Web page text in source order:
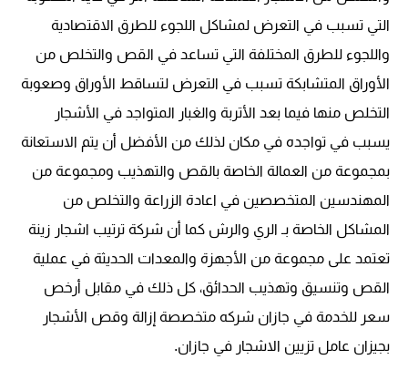
التي تسبب في التعرض لمشاكل اللجوء للطرق الاقتصادية
واللجوء للطرق المختلفة التي تساعد في القص والتخلص من
الأوراق المتشابكة تسبب في التعرض لتساقط الأوراق وصعوبة
التخلص منها فيما بعد الأتربة والغبار المتواجد في الأشجار
يسبب في تواجده في مكان لذلك من الأفضل أن يتم الاستعانة
بمجموعة من العمالة الخاصة بالقص والتهذيب ومجموعة من
المهندسين المتخصصين في اعادة الزراعة والتخلص من
المشاكل الخاصة بـ الري والرش كما أن شركة ترتيب اشجار زينة
تعتمد على مجموعة من الأجهزة والمعدات الحديثة في عملية
القص وتنسيق وتهذيب الحدائق، كل ذلك في مقابل أرخص
سعر للخدمة في جازان شركه متخصصة إزالة وقص الأشجار
بجيزان عامل تزيين الاشجار في جازان.